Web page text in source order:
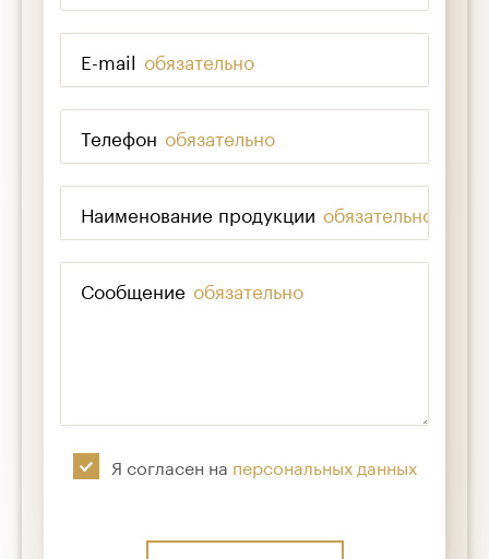
E-mail *
Телефон *
Наименование продукции *
Сообщение *
Я согласен на персональных данных